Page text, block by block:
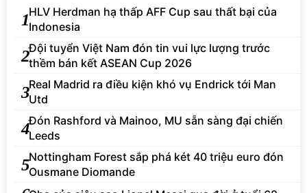
1HLV Herdman hạ thấp AFF Cup sau thất bại của
Indonesia
2Đội tuyển Việt Nam đón tin vui lực lượng trước
thềm bán kết ASEAN Cup 2026
3Real Madrid ra điều kiện khó vụ Endrick tới Man
Utd
4Đón Rashford và Mainoo, MU sẵn sàng đại chiến
Leeds
5Nottingham Forest sắp phá két 40 triệu euro đón
Ousmane Diomande